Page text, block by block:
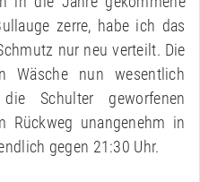
zerre, habe ich das
nur neu verteilt. Die
Wäsche nun wesentlich
Schulter geworfenen
Rückweg unangenehm in
gegen 21:30 Uhr.